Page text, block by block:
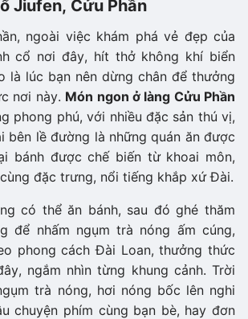
Jiufen, Cửu Phần
ngoài việc khám phá vẻ đẹp của
cổ nơi đây, hít thở không khí biển
là lúc bạn nên dừng chân để thưởng
nơi này. Món ngon ở làng Cửu Phần
phong phú, với nhiều đặc sản thú vị,
bên lề đường là những quán ăn được
bánh được chế biến từ khoai môn,
đặc trưng, nổi tiếng khắp xứ Đài.
có thể ăn bánh, sau đó ghé thăm
để nhấm ngụm trà nóng ấm cúng,
phong cách Đài Loan, thưởng thức
ngắm nhìn từng khung cảnh. Trời
trà nóng, hơi nóng bốc lên nghi
chuyện phím cùng bạn bè, hay đơn